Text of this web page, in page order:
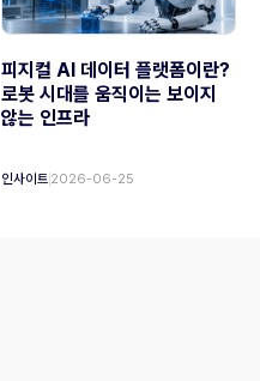
피지컬 AI 데이터 플랫폼이란?
로봇 시대를 움직이는 보이지
않는 인프라
인사이트 2026-06-25